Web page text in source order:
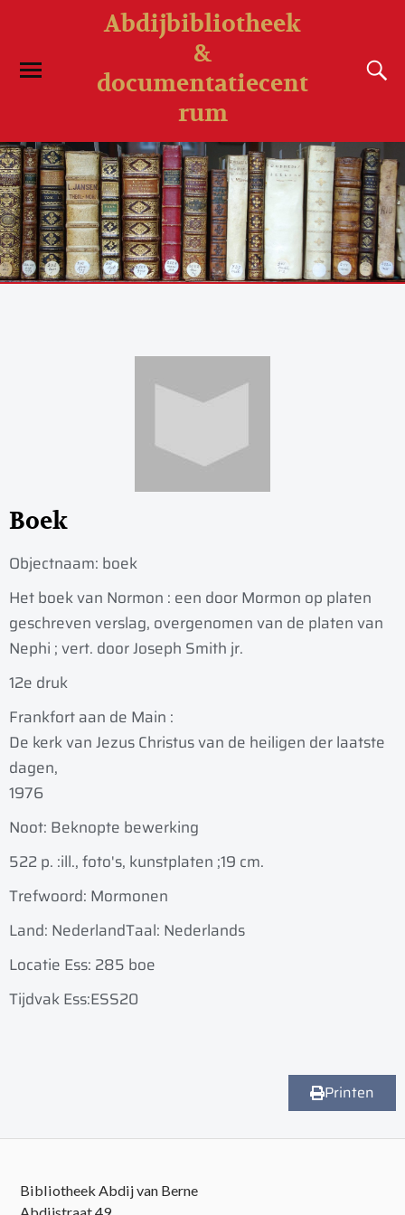
Abdijbibliotheek
&
documentatiecent
rum
Boek
Objectnaam: boek
Het boek van Normon : een door Mormon op platen
geschreven verslag, overgenomen van de platen van
Nephi ; vert. door Joseph Smith jr.
12e druk
Frankfort aan de Main :
De kerk van Jezus Christus van de heiligen der laatste
dagen,
1976
Noot: Beknopte bewerking
522 p. :ill., foto's, kunstplaten ;19 cm.
Trefwoord: Mormonen
Land: NederlandTaal: Nederlands
Locatie Ess: 285 boe
Tijdvak Ess:ESS20
Printen
Bibliotheek Abdij van Berne